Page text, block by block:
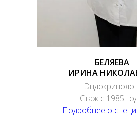
БЕЛЯЕВА
ИРИНА
Стаж с 1985
Подробнее о